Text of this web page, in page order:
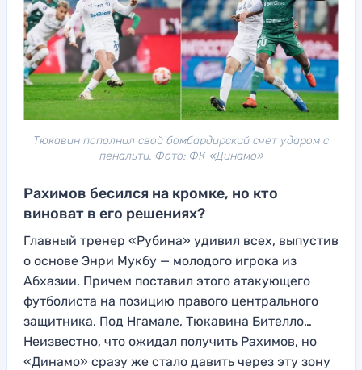
Тюкавин пополнил свой бомбардирский счет ударом с
пенальти. Фото: ФК «Динамо»
Рахимов бесился на кромке, но кто
виноват в его решениях?
Главный тренер «Рубина» удивил всех, выпустив
о основе Энри Мукбу — молодого игрока из
Абхазии. Причем поставил этого атакующего
футболиста на позицию правого центрального
защитника. Под Нгамале, Тюкавина Бителло…
Неизвестно, что ожидал получить Рахимов, но
«Динамо» сразу же стало давить через эту зону